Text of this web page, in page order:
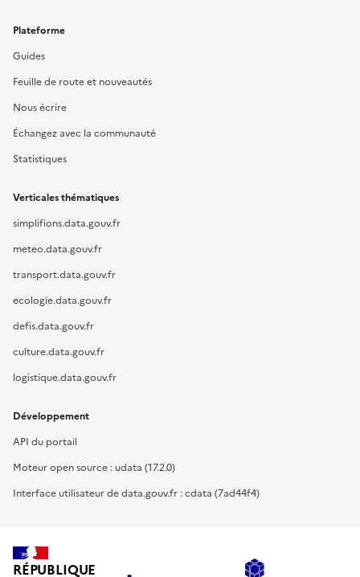
Plateforme
Guides
Feuille de route et nouveautés
Nous écrire
Échangez avec la communauté
Statistiques
Verticales thématiques
simplifions.data.gouv.fr
meteo.data.gouv.fr
transport.data.gouv.fr
ecologie.data.gouv.fr
defis.data.gouv.fr
culture.data.gouv.fr
logistique.data.gouv.fr
Développement
API du portail
Moteur open source : udata (17.2.0)
Interface utilisateur de data.gouv.fr : cdata (7ad44f4)
RÉPUBLIQUE